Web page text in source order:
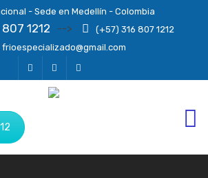
- Sede en Medellín - Colombia
1212 -->
(+57) 316 807 1212
frioespecializado@gmail.com